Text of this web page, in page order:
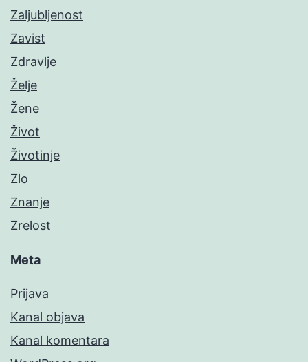
Zaljubljenost
Zavist
Zdravlje
Želje
Žene
Život
Životinje
Zlo
Znanje
Zrelost
Meta
Prijava
Kanal objava
Kanal komentara